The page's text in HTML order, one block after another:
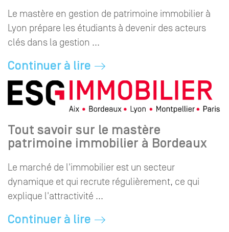
Le mastère en gestion de patrimoine immobilier à
Lyon prépare les étudiants à devenir des acteurs
clés dans la gestion ...
Continuer à lire
Tout savoir sur le mastère
patrimoine immobilier à Bordeaux
Le marché de l'immobilier est un secteur
dynamique et qui recrute régulièrement, ce qui
explique l'attractivité ...
Continuer à lire